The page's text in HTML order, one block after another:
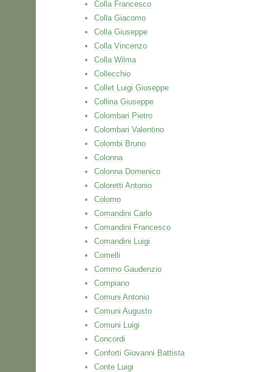
Colla Francesco
Colla Giacomo
Colla Giuseppe
Colla Vincenzo
Colla Wilma
Collecchio
Collet Luigi Giuseppe
Collina Giuseppe
Colombari Pietro
Colombari Valentino
Colombi Bruno
Colonna
Colonna Domenico
Coloretti Antonio
Colorno
Comandini Carlo
Comandini Francesco
Comandini Luigi
Comelli
Commo Gaudenzio
Compiano
Comuni Antonio
Comuni Augusto
Comuni Luigi
Concordi
Conforti Giovanni Battista
Conte Luigi